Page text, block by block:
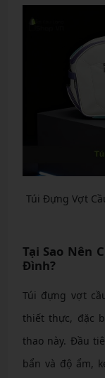
Túi Đựng Vợt
Tại Sao Nên
Đình?
Túi đựng vợt
thiết thực, đặc
thao này. Đầu
bẩn và độ ẩm,